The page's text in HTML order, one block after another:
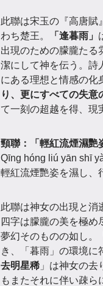
此聯は宋玉の『高唐賦
わち楚王。
「逢暮雨」
出現のための朦朧たる
潔にして神を伝う。詩
にある理想と情感の化
り、更にすべての失意
て一刻の超越を得、現
頸聯：「輕紅流煙濕艷
Qīng hóng liú yān shī
輕紅流煙艷姿を濕し、
此聯は神女の出現と消
四字は朦朧の美を極
夢幻そのものの如し。
き、「暮雨」の環境に
去明星稀 」は神女の
もまたそれに伴い疎ら